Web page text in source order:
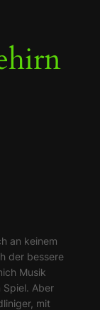
an keinem
der bessere
Musik
Aber
mit